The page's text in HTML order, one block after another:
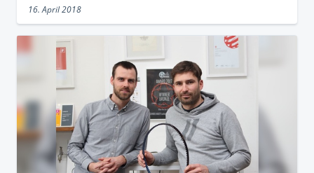
16. April 2018